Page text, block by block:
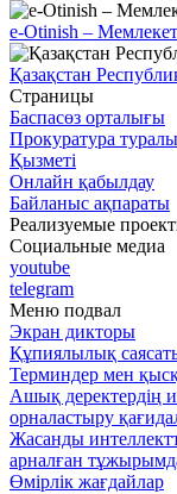
e-Otinish –
Қазақстан
Страницы
Баспасөз орталығы
Прокуратура туралы
Қызметі
Онлайн қабылдау
Байланыс ақпараты
Реализуемые
Социальные медиа
youtube
telegram
Меню подвал
Экран дикторы
Құпиялылық
Терминдер мен
Ашық деректердің
орналастыру
Жасанды
арналған
Өмірлік жағдайлар